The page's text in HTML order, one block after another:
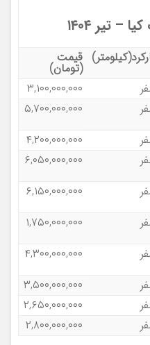
– تیر ۱۴۰۴
قیمت
(تومان)
۳,۱۰۰,۰۰۰,۰۰۰
۵,۷۰۰,۰۰۰,۰۰۰
۴,۲۰۰,۰۰۰,۰۰۰
۶,۰۵۰,۰۰۰,۰۰۰
۶,۱۵۰,۰۰۰,۰۰۰
۱,۷۵۰,۰۰۰,۰۰۰
۴,۳۰۰,۰۰۰,۰۰۰
۳,۵۰۰,۰۰۰,۰۰۰
۲,۶۵۰,۰۰۰,۰۰۰
۲,۸۰۰,۰۰۰,۰۰۰